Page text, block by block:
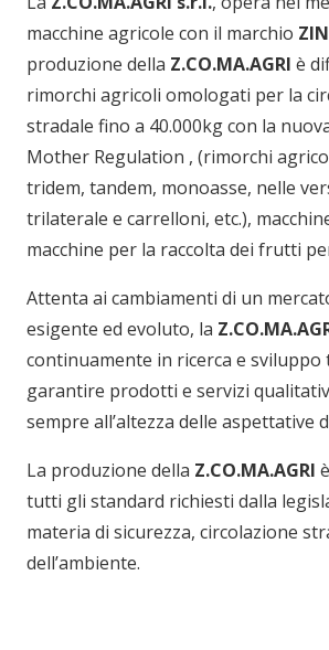
macchine agricole con il marchio
produzione della Z.CO.MA.AGRI è
rimorchi agricoli omologati per la
stradale fino a 40.000kg con la
Mother Regulation , (rimorchi
tridem, tandem, monoasse, nelle
trilaterale e carrelloni, etc.),
macchine per la raccolta dei frutti
Attenta ai cambiamenti di un
esigente ed evoluto, la
continuamente in ricerca e sviluppo
garantire prodotti e servizi
sempre all’altezza delle aspettative
La produzione della Z.CO.MA.AGRI
tutti gli standard richiesti dalla
materia di sicurezza, circolazione
dell’ambiente.